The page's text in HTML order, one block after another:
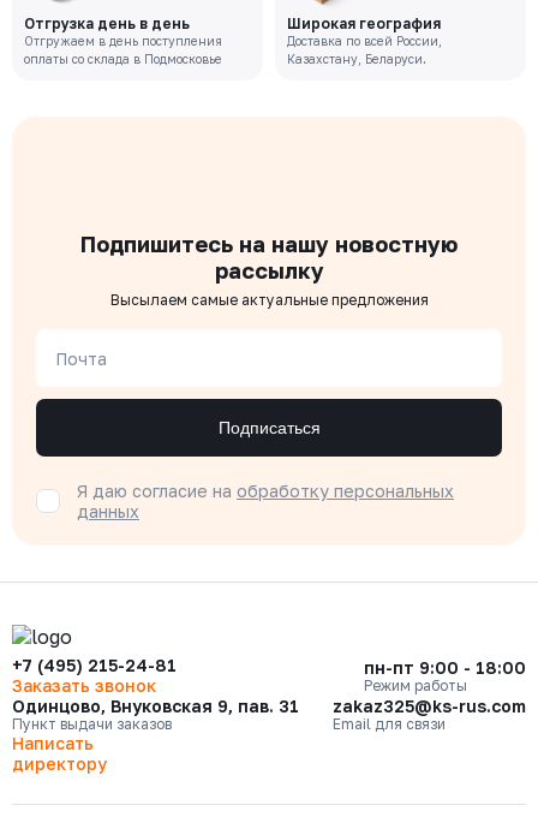
Отгрузка день в день
Отгружаем в день поступления
оплаты со склада в Подмосковье
Широкая география
Доставка по всей России,
Казахстану, Беларуси.
Подпишитесь на нашу новостную
рассылку
Высылаем самые актуальные предложения
Почта
Подписаться
Я даю согласие на обработку персональных
данных
+7 (495) 215-24-81
Заказать звонок
пн-пт 9:00 - 18:00
Режим работы
Одинцово, Внуковская 9, пав. 31
Пункт выдачи заказов
zakaz325@ks-rus.com
Email для связи
Написать
директору